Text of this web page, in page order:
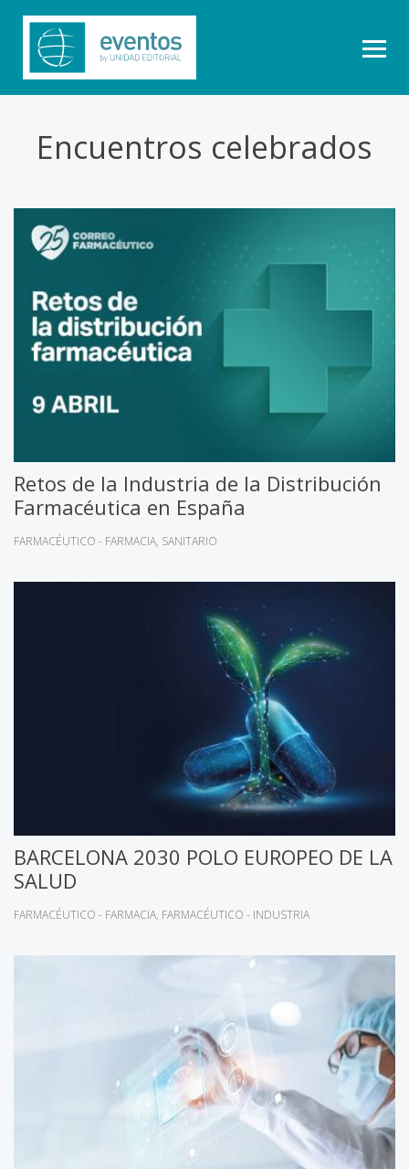
Encuentros celebrados
Retos de la Industria de la Distribución
Farmacéutica en España
FARMACÉUTICO - FARMACIA SANITARIO
BARCELONA 2030 POLO EUROPEO DE LA
SALUD
FARMACÉUTICO - FARMACIA FARMACÉUTICO - INDUSTRIA